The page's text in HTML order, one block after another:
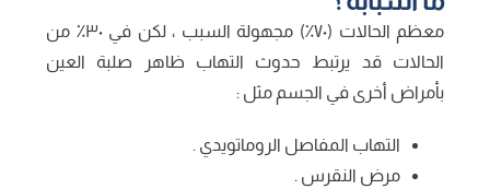
معظم الحالات (٧٠٪) مجهولة السبب ، لكن في ٣٠٪ من
الحالات قد يرتبط حدوث التهاب ظاهر صلبة العين
بأمراض أخرى في الجسم مثل :
التهاب المفاصل الروماتويدي .
مرض النقرس .